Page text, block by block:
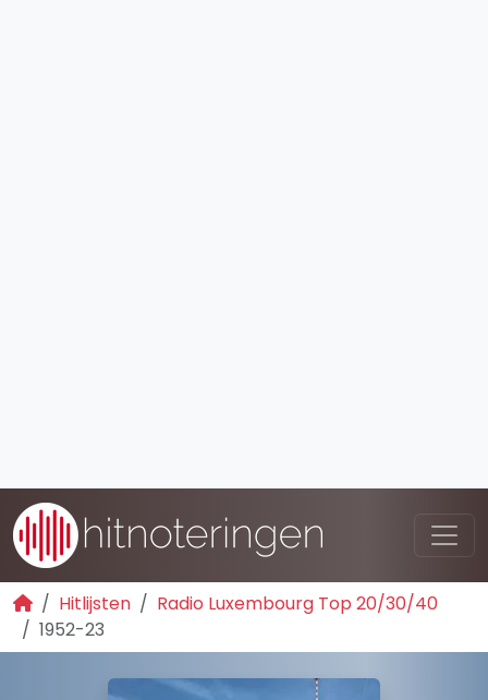
Hitlijsten
Radio Luxembourg Top 20/30/40
1952-23